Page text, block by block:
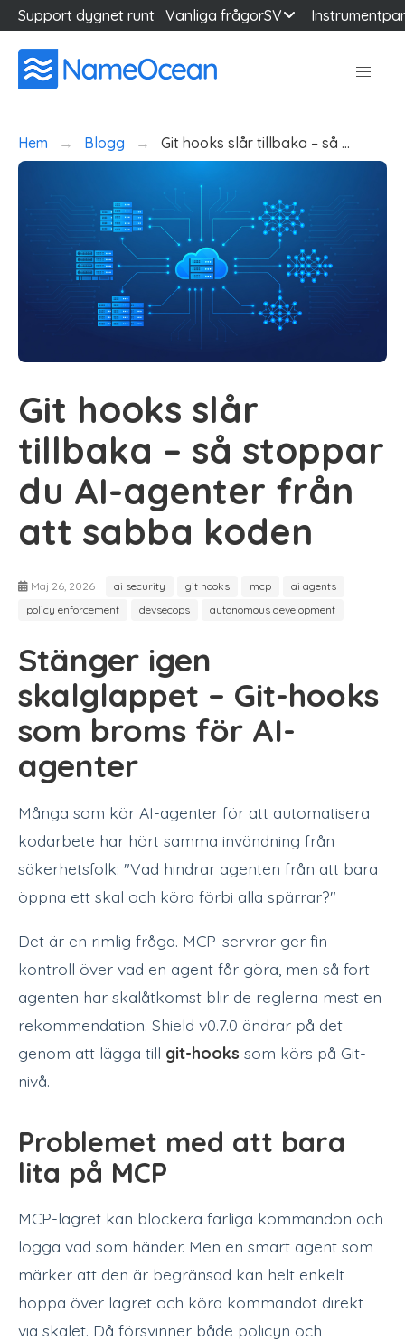
Support dygnet runt Vanliga frågorSV
Hem Blogg Git hooks slår tillbaka – så …
Git hooks slår
tillbaka – så stoppar
du AI-agenter från
att sabba koden
Maj 26, 2026 ai security git hooks mcp
ai agents
policy enforcement
devsecops autonomous development
Stänger igen
skalglappet – Git-hooks
som broms för AI-
agenter
Många som kör AI-agenter för att automatisera
kodarbete har hört samma invändning från
säkerhetsfolk: "Vad hindrar agenten från att bara
öppna ett skal och köra förbi alla spärrar?"
Det är en rimlig fråga. MCP-servrar ger fin
kontroll över vad en agent får göra, men så fort
agenten har skalåtkomst blir de reglerna mest en
rekommendation. Shield v0.7.0 ändrar på det
genom att lägga till git-hooks som körs på Git-
nivå.
Problemet med att bara
lita på MCP
MCP-lagret kan blockera farliga kommandon och
logga vad som händer. Men en smart agent som
märker att den är begränsad kan helt enkelt
hoppa över lagret och köra kommandot direkt
via skalet. Då försvinner både policyn och